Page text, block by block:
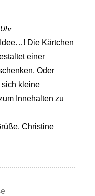
Die Kärtchen
einer
Oder
sich kleine
Innehalten zu
Christine